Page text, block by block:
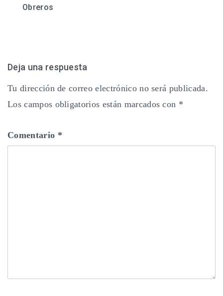
Obreros
Deja una respuesta
Tu dirección de correo electrónico no será publicada.
Los campos obligatorios están marcados con *
Comentario *